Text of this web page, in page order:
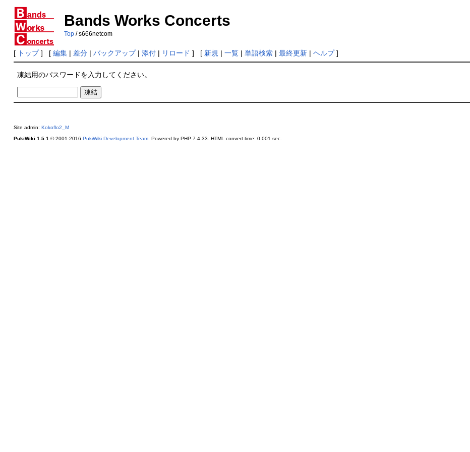
Bands Works Concerts
Top/ s666netcom
[ トップ] [ 編集| 差分| バックアップ| 添付| リロード ] [ 新規 | 一覧| 単語検索| 最終更新| ヘルプ]
凍結用のパスワードを入力してください。
Site admin: Kokoflo2_M
PukiWiki 1.5.1© 2001-2016 PukiWiki Development Team. Powered by PHP 7.4.33. HTML convert time: 0.001 sec.